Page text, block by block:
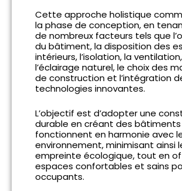
Cette approche holistique
la phase de conception, en
de nombreux facteurs tels que
du bâtiment, la disposition des
intérieurs, l’isolation, la ventilation,
l’éclairage naturel, le choix des
de construction et l’intégration
technologies innovantes.
L’objectif est d’adopter une
durable en créant des bâtiments
fonctionnent en harmonie avec
environnement, minimisant ainsi
empreinte écologique, tout en
espaces confortables et sains
occupants.